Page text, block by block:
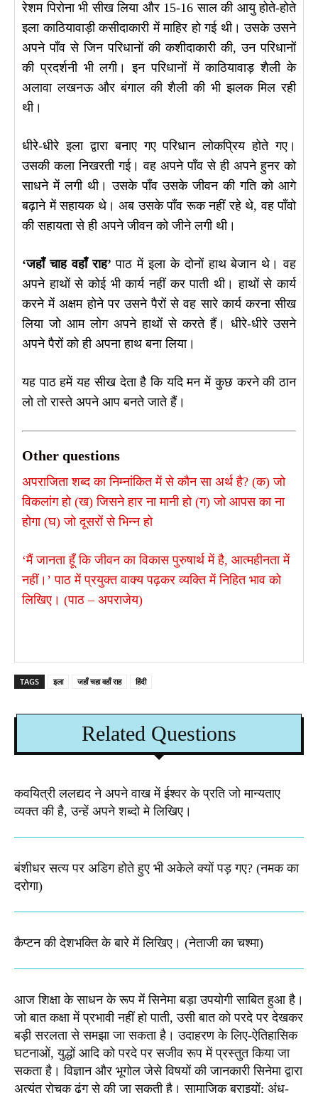
रेशम पिरोना भी सीख लिया और 15-16 साल की आयु होते-होते
इला काठियावाड़ी कसीदाकारी में माहिर हो गई थी। उसके उसने
अपने पाँव से जिन परिधानों की कशीदाकारी की, उन परिधानों
की प्रदर्शनी भी लगी। इन परिधानों में काठियावाड़ शैली के
अलावा लखनऊ और बंगाल की शैली की भी झलक मिल रही
थी।
धीरे-धीरे इला द्वारा बनाए गए परिधान लोकप्रिय होते गए।
उसकी कला निखरती गई। वह अपने पाँव से ही अपने हुनर को
साधने में लगी थी। उसके पाँव उसके जीवन की गति को आगे
बढ़ाने में सहायक थे। अब उसके पाँव रूक नहीं रहे थे, वह पाँवो
की सहायता से ही अपने जीवन को जीने लगी थी।
‘जहाँ चाह वहाँ राह’ पाठ में इला के दोनों हाथ बेजान थे। वह
अपने हाथों से कोई भी कार्य नहीं कर पाती थी। हाथों से कार्य
करने में अक्षम होने पर उसने पैरों से वह सारे कार्य करना सीख
लिया जो आम लोग अपने हाथों से करते हैं। धीरे-धीरे उसने
अपने पैरों को ही अपना हाथ बना लिया।
यह पाठ हमें यह सीख देता है कि यदि मन में कुछ करने की ठान
लो तो रास्ते अपने आप बनते जाते हैं।
Other questions
अपराजिता शब्द का निम्नांकित में से कौन सा अर्थ है? (क) जो
विकलांग हो (ख) जिसने हार ना मानी हो (ग) जो आपस का ना
होगा (घ) जो दूसरों से भिन्न हो
‘मैं जानता हूँ कि जीवन का विकास पुरुषार्थ में है, आत्महीनता में
नहीं।’ पाठ में प्रयुक्त वाक्य पढ़कर व्यक्ति में निहित भाव को
लिखिए। (पाठ – अपराजेय)
TAGS इला जहाँ चहा वहाँ राह हिंदी
Related Questions
कवयित्री ललद्यद ने अपने वाख में ईश्वर के प्रति जो मान्यताए
व्यक्त की है, उन्हें अपने शब्दो मे लिखिए।
बंशीधर सत्य पर अडिग होते हुए भी अकेले क्यों पड़ गए? (नमक का
दरोगा)
कैप्टन की देशभक्ति के बारे में लिखिए।​ (नेताजी का चश्मा)
आज शिक्षा के साधन के रूप में सिनेमा बड़ा उपयोगी साबित हुआ है।
जो बात कक्षा में प्रभावी नहीं हो पाती, उसी बात को परदे पर देखकर
बड़ी सरलता से समझा जा सकता है। उदाहरण के लिए-ऐतिहासिक
घटनाओं, युद्धों आदि को परदे पर सजीव रूप में प्रस्तुत किया जा
सकता है। विज्ञान और भूगोल जेसे विषयों की जानकारी सिनेमा द्वारा
अत्यंत रोचक ढंग से की जा सकती है। सामाजिक बुराइयों; अंध-